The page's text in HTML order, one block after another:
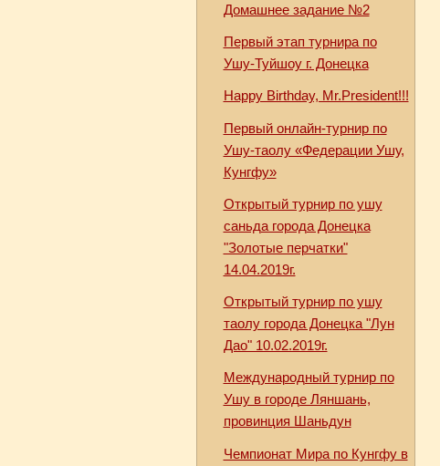
Домашнее задание №2
Первый этап турнира по
Ушу-Туйшоу г. Донецка
Happy Birthday, Mr.President!!!
Первый онлайн-турнир по
Ушу-таолу «Федерации Ушу,
Кунгфу»
Открытый турнир по ушу
саньда города Донецка
"Золотые перчатки"
14.04.2019г.
Открытый турнир по ушу
таолу города Донецка "Лун
Дао" 10.02.2019г.
Международный турнир по
Ушу в городе Ляншань,
провинция Шаньдун
Чемпионат Мира по Кунгфу в